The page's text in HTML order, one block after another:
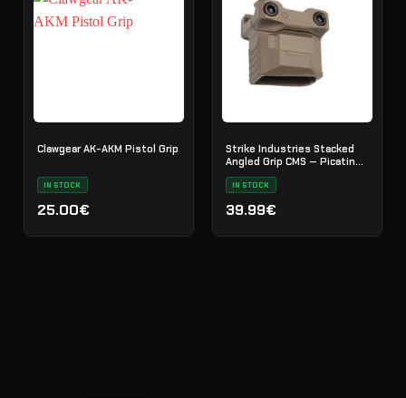
Clawgear AK-AKM Pistol Grip
IN STOCK
25.00€
Strike Industries Stacked
Angled Grip CMS — Picatinny
IN STOCK
39.99€